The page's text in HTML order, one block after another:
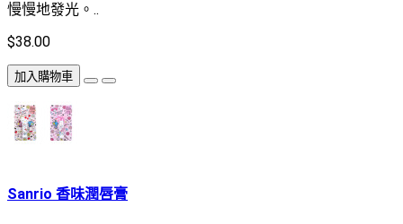
慢慢地發光。..
$38.00
加入購物車
Sanrio 香味潤唇膏